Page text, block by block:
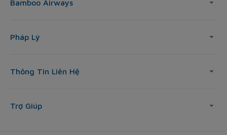
Bamboo Airways
Pháp Lý
Thông Tin Liên Hệ
Trợ Giúp